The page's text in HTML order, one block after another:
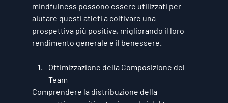
mindfulness possono essere utilizzati per
aiutare questi atleti a coltivare una
prospettiva più positiva, migliorando il loro
rendimento generale e il benessere.
Ottimizzazione della Composizione del
Team
Comprendere la distribuzione della